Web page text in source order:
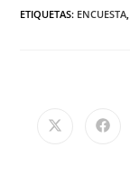
ETIQUETAS: ENCUESTA,